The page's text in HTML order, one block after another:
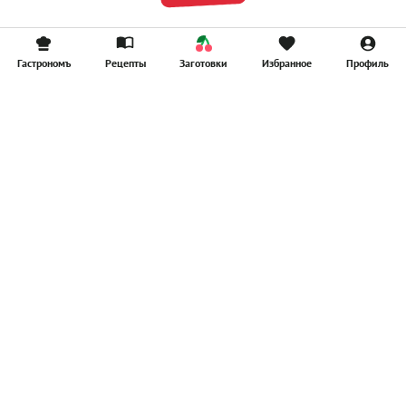
Гастрономъ Рецепты Заготовки Избранное Профиль